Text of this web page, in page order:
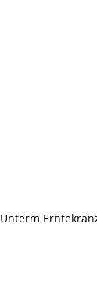
Unterm